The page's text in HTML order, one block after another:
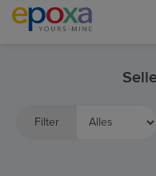
Filter